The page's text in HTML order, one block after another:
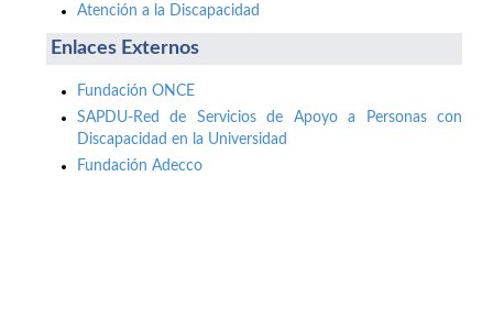
Atención a la Discapacidad
Enlaces Externos
Fundación ONCE
SAPDU-Red de Servicios de Apoyo a Personas con
Discapacidad en la Universidad
Fundación Adecco